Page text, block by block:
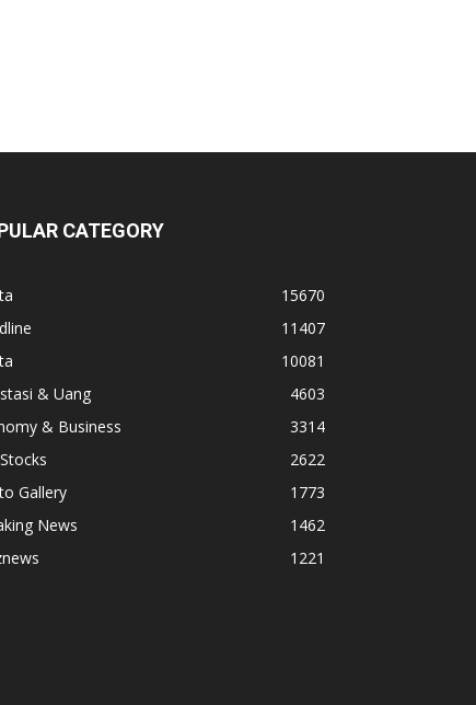
CATEGORY
15670
11407
10081
& Uang
4603
& Business
3314
2622
Gallery
1773
News
1462
1221